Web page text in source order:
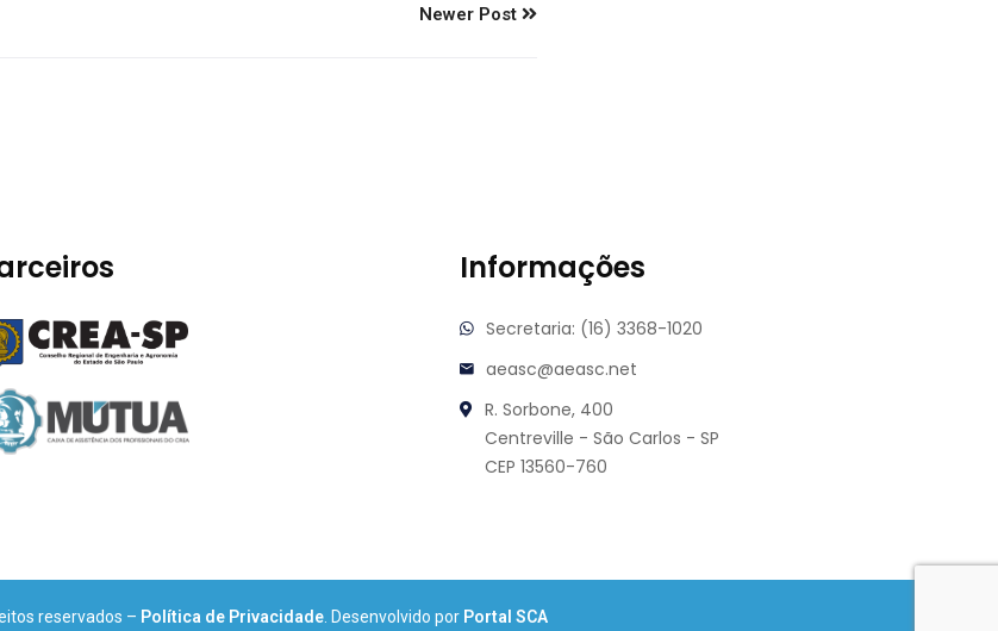
Newer Post
Informações
Secretaria: (16) 3368-1020
aeasc@aeasc.net
R. Sorbone, 400
Centreville - São Carlos - SP
CEP 13560-760
reservados – Política de Privacidade . Desenvolvido por Portal SCA